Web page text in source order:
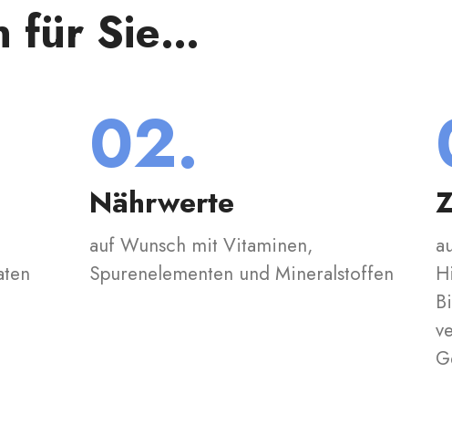
für Sie…
02.
Nährwerte
auf Wunsch mit Vitaminen,
Spurenelementen und Mineralstoffen